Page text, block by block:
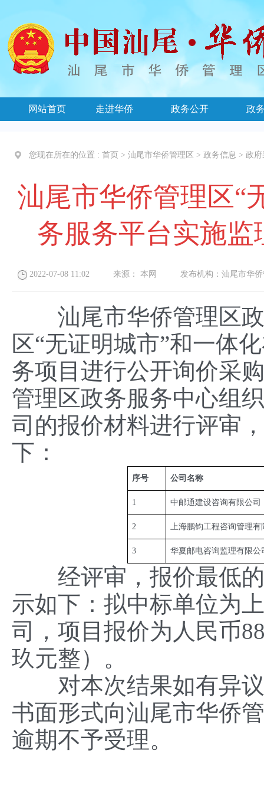
网站首页 走进华侨 政务公开 政
您现在所在的位置 : 首页 > 汕尾市华侨管理区 > 政务信息 > 政府
汕尾市华侨管理区“
务服务平台实施
2022-07-08 11:02 来源： 本网 发布机构： 汕尾市华
汕尾市华侨管理区政
区“无证明城市”和一体
务项目进行公开询价采
管理区政务服务中心组
司的报价材料进行评审
下：
序号 公司名称
1 中邮通建设咨询有限公司
2 上海鹏钧工程咨询管理有
3 华夏邮电咨询监理有限公
经评审，报价最低的
示如下：拟中标单位为
司，项目报价为人民币
玖元整）。
对本次结果如有异议
书面形式向汕尾市华侨
逾期不予受理。